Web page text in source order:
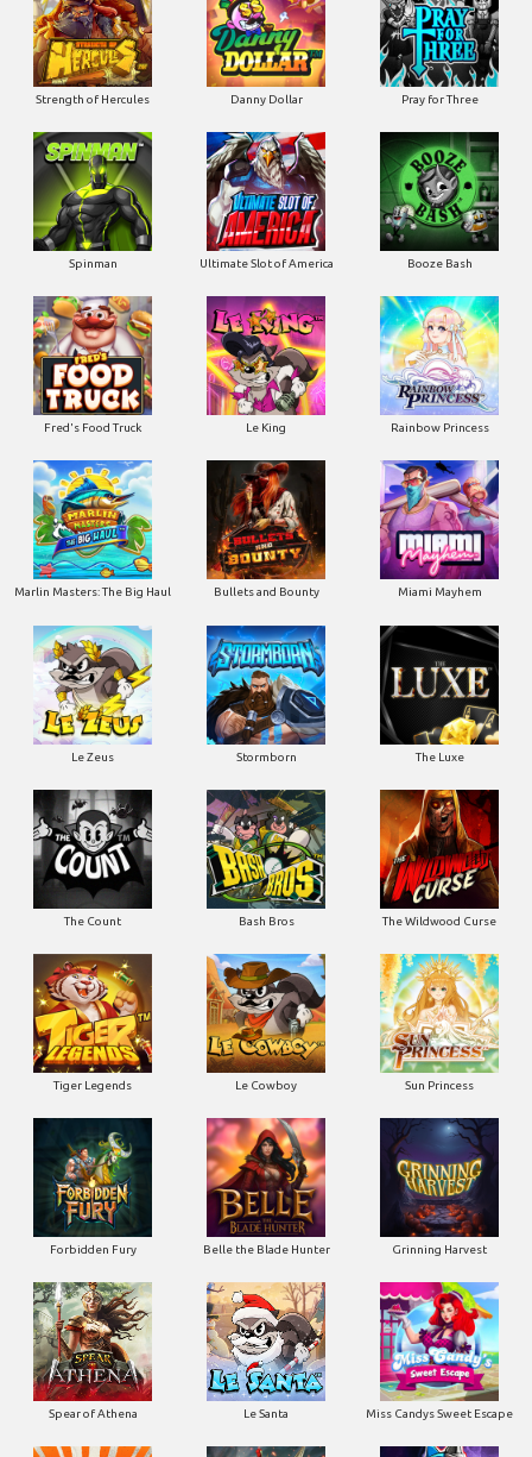
Strength of Hercules Danny Dollar Pray for Three
Spinman Ultimate Slot of America Booze Bash
Fred's Food Truck Le King Rainbow Princess
Marlin Masters: The Big Haul Bullets and Bounty Miami Mayhem
Le Zeus Stormborn The Luxe
The Count Bash Bros The Wildwood Curse
Tiger Legends Le Cowboy Sun Princess
Forbidden Fury Belle the Blade Hunter Grinning Harvest
Spear of Athena Le Santa Miss Candys Sweet Escape